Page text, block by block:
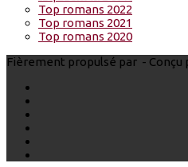
Top romans 2022
Top romans 2021
Top romans 2020
Fièrement propulsé par - Conçu